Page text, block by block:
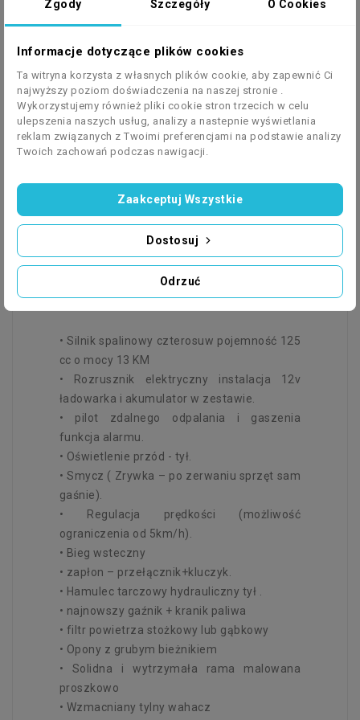
Sprzęt spalinowy to gwarantowana radość
dla dzieci. Pozwala aktywnie spędzać czas
pokonywać nierówności terenu. Stanowi
doskonały pomysł na prezent zarówno dla
chłopca jak i dziewczynki.
Tam, gdzie pojawiają się nasze sprzęty nie
ma miejsca na nudę! Jest za to
wrażeń każdego dnia i niezapomniane
przeżycia.
SPECYFIKACJA:
• Silnik spalinowy czterosuw pojemność 125
cc o mocy 13 KM
• Rozrusznik elektryczny instalacja 12v
ładowarka i akumulator w zestawie.
• pilot zdalnego odpalania i gaszenia
funkcja alarmu.
• Oświetlenie przód - tył.
• Smycz ( Zrywka – po zerwaniu sprzęt sam
gaśnie).
• Regulacja prędkości (możliwość
ograniczenia od 5km/h).
• Bieg wsteczny
• zapłon – przełącznik+kluczyk.
• Hamulec tarczowy hydrauliczny tył .
• najnowszy gaźnik + kranik paliwa
• filtr powietrza stożkowy lub gąbkowy
• Opony z grubym bieżnikiem
• Solidna i wytrzymała rama malowana
proszkowo
• Wzmacniany tylny wahacz
Zgody Szczegóły O Cookies
Informacje dotyczące plików cookies
Ta witryna korzysta z własnych plików cookie, aby zapewnić Ci
najwyższy poziom doświadczenia na naszej stronie .
Wykorzystujemy również pliki cookie stron trzecich w celu
ulepszenia naszych usług, analizy a nastepnie wyświetlania
reklam związanych z Twoimi preferencjami na podstawie analizy
Twoich zachowań podczas nawigacji.
Odrzuć
Dostosuj
Zaakceptuj Wszystkie